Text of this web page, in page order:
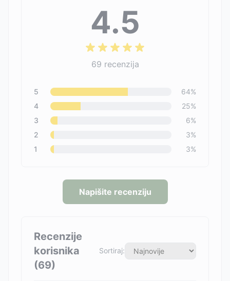
4.5
69 recenzija
5 64%
4
25%
3
6%
2
3%
1
3%
Napišite recenziju
Recenzije
korisnika
(69)
Sortiraj: